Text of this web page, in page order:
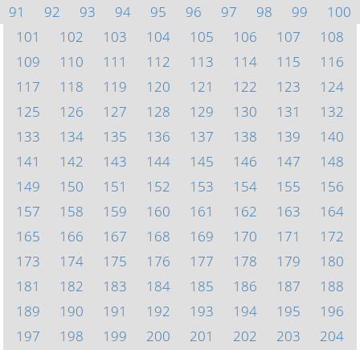
91
92 93 94 95 96 97 98 99
100
101
102 103 104 105 106 107
108
109
110 111 112 113 114 115
116
117
118 119 120 121 122 123
124
125
126 127 128 129 130 131
132
133
134 135 136 137 138 139
140
141
142 143 144 145 146 147
148
149
150 151 152 153 154 155
156
157
158 159 160 161 162 163
164
165
166 167 168 169 170 171
172
173
174 175 176 177 178 179
180
181
182 183 184 185 186 187
188
189
190 191 192 193 194 195
196
197
198 199 200 201 202 203
204